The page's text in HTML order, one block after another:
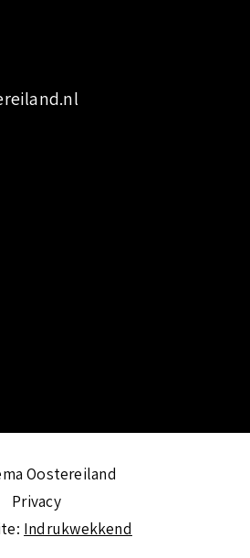
Oostereiland
Privacy
Indrukwekkend